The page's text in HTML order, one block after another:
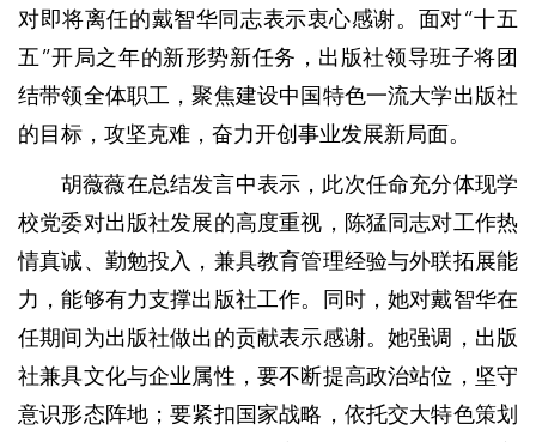
对即将离任的戴智华同志表示衷心感谢。面对“十五
五”开局之年的新形势新任务，出版社领导班子将团
结带领全体职工，聚焦建设中国特色一流大学出版社
的目标，攻坚克难，奋力开创事业发展新局面。
胡薇薇在总结发言中表示，此次任命充分体现学
校党委对出版社发展的高度重视，陈猛同志对工作热
情真诚、勤勉投入，兼具教育管理经验与外联拓展能
力，能够有力支撑出版社工作。同时，她对戴智华在
任期间为出版社做出的贡献表示感谢。她强调，出版
社兼具文化与企业属性，要不断提高政治站位，坚守
意识形态阵地；要紧扣国家战略，依托交大特色策划